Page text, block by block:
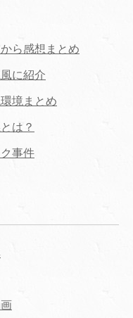
ら感想まとめ
に紹介
境まとめ
は？
事件